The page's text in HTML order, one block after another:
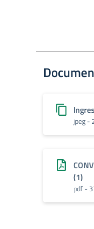
jpeg -
(1)
pdf -